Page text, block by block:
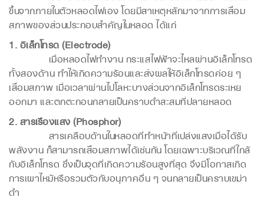
ขึ้นจากภายในตัวหลอดไฟเอง โดยมีสาเหตุหลักมาจากการเสื่อม
สภาพของส่วนประกอบสำคัญในหลอด ได้แก่
1. อิเล็กโทรด (Electrode)
เมื่อหลอดไฟทำงาน กระแสไฟฟ้าจะไหลผ่านอิเล็กโทรด
ทั้งสองด้าน ทำให้เกิดความร้อนและส่งผลให้อิเล็กโทรดค่อย ๆ
เสื่อมสภาพ เมื่อเวลาผ่านไปโลหะบางส่วนจากอิเล็กโทรดระเหย
ออกมา และตกตะกอนกลายเป็นคราบดำสะสมที่ปลายหลอด
2. สารเรืองแสง (Phosphor)
สารเคลือบด้านในหลอดที่ทำหน้าที่เปล่งแสงเมื่อได้รับ
พลังงาน ก็สามารถเสื่อมสภาพได้เช่นกัน โดยเฉพาะบริเวณที่ใกล้
กับอิเล็กโทรด ซึ่งเป็นจุดที่เกิดความร้อนสูงที่สุด จึงมีโอกาสเกิด
การเผาไหม้หรือรวมตัวกับอนุภาคอื่น ๆ จนกลายเป็นคราบเขม่า
ดำ